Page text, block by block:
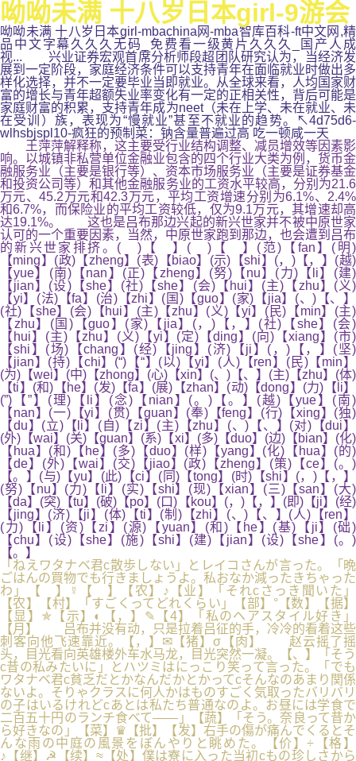
呦呦未满 十八岁日本girl-9游会
呦呦未满 十八岁日本girl-mbachina网-mba智库百科-ft中文网,精
品中文字幕久久久无码_免费看一级黄片久久久_国产人成
视... 兴业证券宏观首席分析师段超团队研究认为，当经济发
展到一定阶段，家庭经济条件可以支持青年在面临就业时做出多
样化选择，并不一定要毕业当即就业。从全球来看，人均国家财
富的增长与青年超额失业率变化有一定的正相关性，背后可能是
家庭财富的积累，支持青年成为neet（未在上学、未在就业、未
在受训）族，表现为“慢就业”甚至不就业的趋势。↖4d75d6-
wlhsbjspl10-疯狂的预制菜：钠含量普遍过高 吃一顿咸一天
王萍萍解释称，这主要受行业结构调整、减员增效等因素影
响。以城镇非私营单位金融业包含的四个行业大类为例，货币金
融服务业（主要是银行等）、资本市场服务业（主要是证券基金
和投资公司等）和其他金融服务业的工资水平较高，分别为21.6
万元、45.2万元和42.3万元，平均工资增速分别为6.1%、2.4%
和6.7%，而保险业的平均工资较低，仅为9.1万元，其增速却高
达19.1%。 这也是吕布那边兴起的新兴世家并不被中原世家
认可的一个重要因素，当然，中原世家跑到那边，也会遭到吕布
的新兴世家排挤。( )【 】( )【 】(范)【fan】(明)
【ming】(政)【zheng】(表)【biao】(示)【shi】(，)【，】(越)
【yue】(南)【nan】(正)【zheng】(努)【nu】(力)【li】(建)
【jian】(设)【she】(社)【she】(会)【hui】(主)【zhu】(义)
【yi】(法)【fa】(治)【zhi】(国)【guo】(家)【jia】(、)【、】
(社)【she】(会)【hui】(主)【zhu】(义)【yi】(民)【min】(主)
【zhu】(国)【guo】(家)【jia】(，)【，】(社)【she】(会)
【hui】(主)【zhu】(义)【yi】(定)【ding】(向)【xiang】(市)
【shi】(场)【chang】(经)【jing】(济)【ji】(，)【，】(坚)
【jian】(持)【chi】(“)【“】(以)【yi】(人)【ren】(民)【min】
(为)【wei】(中)【zhong】(心)【xin】(、)【、】(主)【zhu】(体)
【ti】(和)【he】(发)【fa】(展)【zhan】(动)【dong】(力)【li】
(”)【”】(理)【li】(念)【nian】(。)【。】(越)【yue】(南)
【nan】(一)【yi】(贯)【guan】(奉)【feng】(行)【xing】(独)
【du】(立)【li】(自)【zi】(主)【zhu】(、)【、】(对)【dui】
(外)【wai】(关)【guan】(系)【xi】(多)【duo】(边)【bian】(化)
【hua】(和)【he】(多)【duo】(样)【yang】(化)【hua】(的)
【de】(外)【wai】(交)【jiao】(政)【zheng】(策)【ce】(。)
【。】(与)【yu】(此)【ci】(同)【tong】(时)【shi】(，)【，】
(努)【nu】(力)【li】(实)【shi】(现)【xian】(三)【san】(大)
【da】(突)【tu】(破)【po】(口)【kou】(，)【，】(即)【ji】(经)
【jing】(济)【ji】(体)【ti】(制)【zhi】(、)【、】(人)【ren】
(力)【li】(资)【zi】(源)【yuan】(和)【he】(基)【ji】(础)
【chu】(设)【she】(施)【shi】(建)【jian】(设)【she】(。)
【。】
「ねえワタナベ君c散歩しない」とレイコさんが言った。「晩
ごはんの買物でも行きましょうよ。私おなか減ったきちゃった
わ」【 】☿【 】【农】♪【业】「それcさっき聞いた」
【农】【村】「すごくってどれくらい」【部】°【数】【据】
【显】✯【示】◐【，】✎【4】「私のヘアスタイル好き」
【月】 吕布并没有动，只是拉着吕征的手，冷冷的看着这些
刺客向他飞速靠近。【，】✉【猪】σ【肉】 赵云摇了摇
头，目光看向英雄楼外车水马龙，目光突然一凝。【、】「そう
c昔の私みたいに」とハツミはにっこり笑って言った。「でも
ワタナベ君c貧乏だとかなんだかとかってcそんなのあまり関係
ないよ。そりゃクラスに何人かはものすごく気取ったバリバリ
の子はいるけれどcあとは私たち普通なのよ。お昼には学食で
二百五十円のランチ食べて――」【蔬】「そう。奈良って昔か
ら好きなの」【菜】♛【批】【发】右手の傷が痛んでくるとそ
んな雨の中庭の風景をぼんやりと眺めた。【价】÷【格】
♪【继】☭【续】≈【处】僕は寮に入った当初cもの珍しさから